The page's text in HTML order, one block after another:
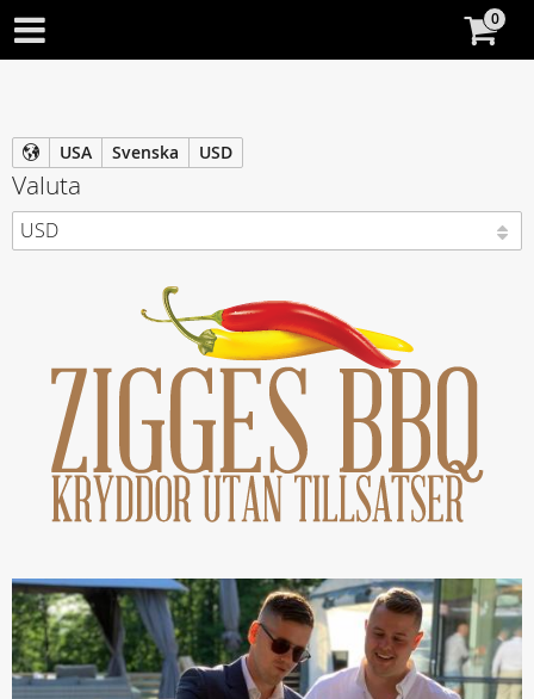
USA Svenska USD
Valuta